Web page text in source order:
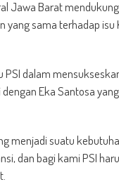
Jawa Barat
sama terhadap
dalam
Eka Santosa
menjadi suatu
dan bagi kami PSI